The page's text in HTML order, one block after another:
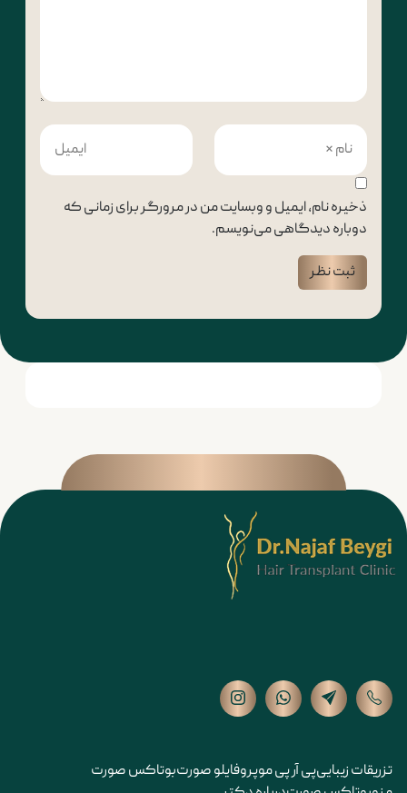
ذخیره نام، ایمیل و وبسایت من در مرورگر برای زمانی که
دوباره دیدگاهی می‌نویسم.
تزریقات زیباییپی آر پی موپروفایلو صورتبوتاکس صورت